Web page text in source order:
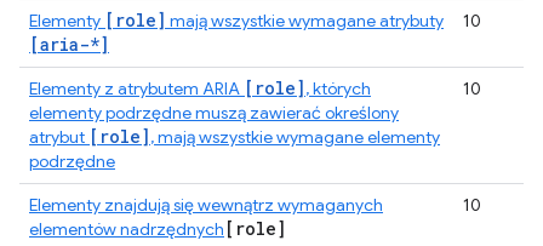
Elementy [role] mają wszystkie wymagane atrybuty
[aria-*]
10
Elementy z atrybutem ARIA [role], których
elementy podrzędne muszą zawierać określony
atrybut [role], mają wszystkie wymagane elementy
podrzędne
10
Elementy znajdują się wewnątrz wymaganych
elementów nadrzędnych [role]
10